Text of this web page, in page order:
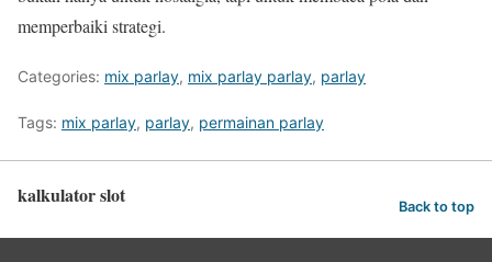
memperbaiki strategi.
Categories: mix parlay, mix parlay parlay, parlay
Tags: mix parlay, parlay, permainan parlay
kalkulator slot Back to top